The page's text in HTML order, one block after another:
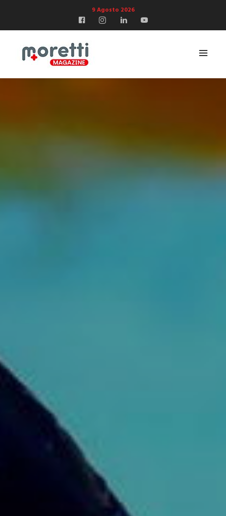
9 Agosto 2026